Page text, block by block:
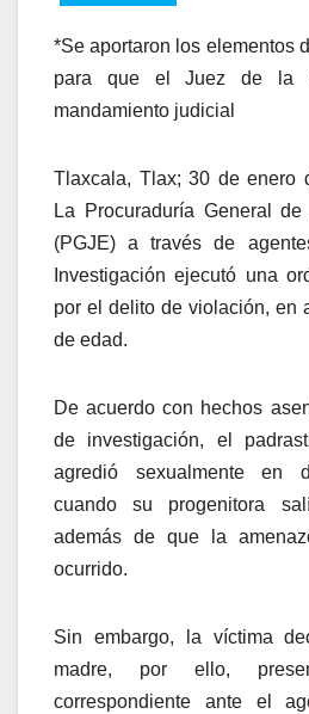
*Se aportaron los elementos
para que el Juez de la
mandamiento judicial
Tlaxcala, Tlax; 30 de enero
La Procuraduría General
(PGJE) a través de
Investigación ejecutó una
por el delito de violación, en
de edad.
De acuerdo con hechos
de investigación, el
agredió sexualmente en
cuando su progenitora
además de que la
ocurrido.
Sin embargo, la víctima
madre, por ello,
correspondiente ante el